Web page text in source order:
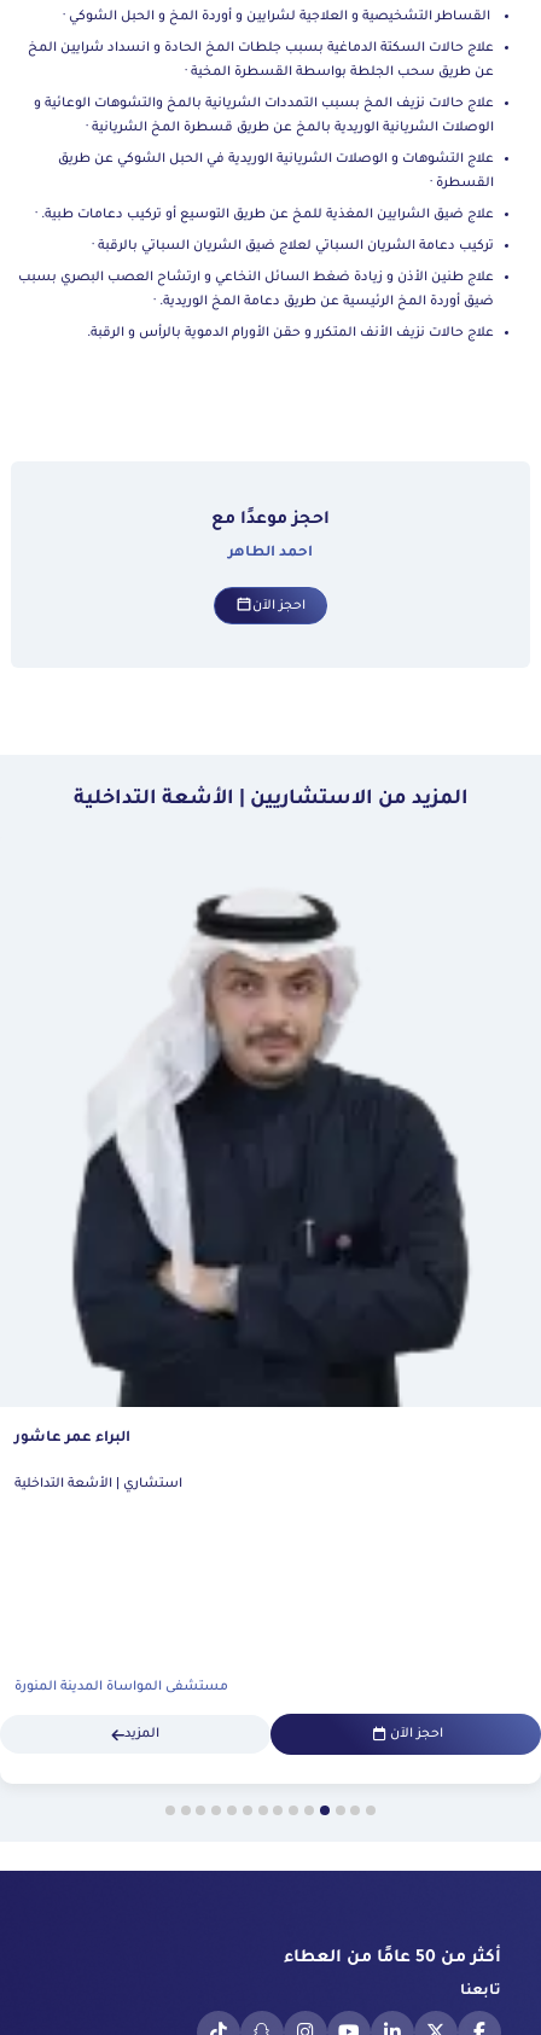
القساطر التشخيصية و العلاجية لشرايين و أوردة المخ و الحبل الشوكي ·
علاج حالات السكتة الدماغية بسبب جلطات المخ الحادة و انسداد شرايين المخ
عن طريق سحب الجلطة بواسطة القسطرة المخية ·
علاج حالات نزيف المخ بسبب التمددات الشريانية بالمخ والتشوهات الوعائية و
الوصلات الشريانية الوريدية بالمخ عن طريق قسطرة المخ الشريانية ·
علاج التشوهات و الوصلات الشريانية الوريدية في الحبل الشوكي عن طريق
القسطرة ·
علاج ضيق الشرايين المغذية للمخ عن طريق التوسيع أو تركيب دعامات طبية. ·
تركيب دعامة الشريان السباتي لعلاج ضيق الشريان السباتي بالرقبة ·
علاج طنين الأذن و زيادة ضغط السائل النخاعي و ارتشاح العصب البصري بسبب
ضيق أوردة المخ الرئيسية عن طريق دعامة المخ الوريدية. ·
علاج حالات نزيف الأنف المتكرر و حقن الأورام الدموية بالرأس و الرقبة.
احجز موعدًا مع
احمد الطاهر
احجز الآن
المزيد من الاستشاريين | الأشعة التداخلية
البراء عمر عاشور
استشاري | الأشعة التداخلية
مستشفى المواساة المدينة المنورة
احجز الآن المزيد
أكثر من 50 عامًا من العطاء
تابعنا